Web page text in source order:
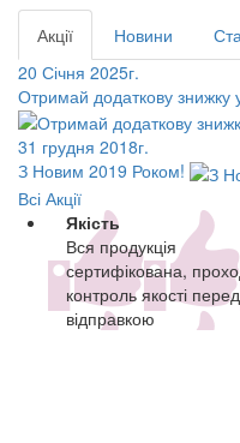
Акції Новини
20 Січня 2025г.
Отримай додаткову знижку
31 грудня 2018г.
З Новим 2019 Роком!
Всі Акції
Якість
Вся продукція
сертифікована,
контроль якості перед
відправкою